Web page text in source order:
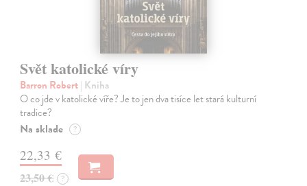
Svět katolické víry
Barron Robert| Kniha
O co jde v katolické víře? Je to jen dva tisíce let stará kulturní
tradice?
Na sklade ?
22,33 €
23,50 € ?